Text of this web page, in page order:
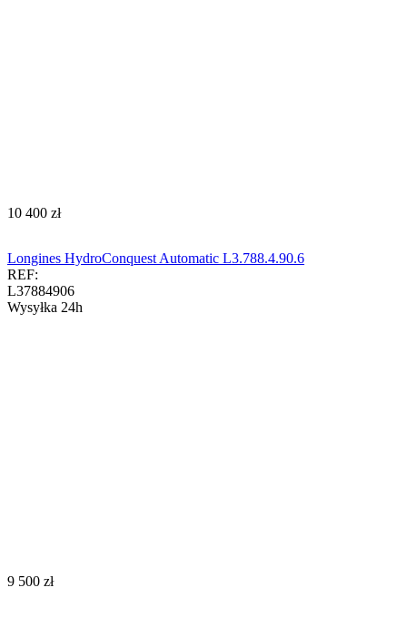
‍10 400‍ zł
Longines HydroConquest Automatic L3.788.4.90.6
REF:
L37884906
Wysyłka 24h
‍9 500‍ zł